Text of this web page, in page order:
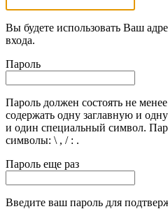
Вы будете использовать Ваш
входа.
Пароль
Пароль должен состоять не
содержать одну заглавную и
и один специальный символ.
символы: \ , / : .
Пароль еще раз
Введите ваш пароль для